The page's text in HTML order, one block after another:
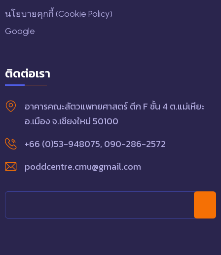
นโยบายคุกกี้ (Cookie Policy)
Google
ติดต่อเรา
อาคารคณะสัตวแพทยศาสตร์ ตึก F ชั้น 4 ต.แม่เหียะ
อ.เมือง จ.เชียงใหม่ 50100
+66 (0)53-948075, 090-286-2572
poddcentre.cmu@gmail.com